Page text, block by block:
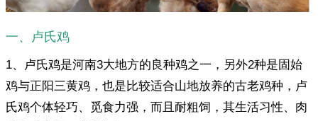
一、卢氏鸡
1、卢氏鸡是河南3大地方的良种鸡之一，另外2种是固始
鸡与正阳三黄鸡，也是比较适合山地放养的古老鸡种，卢
氏鸡个体轻巧、觅食力强，而且耐粗饲，其生活习性、肉